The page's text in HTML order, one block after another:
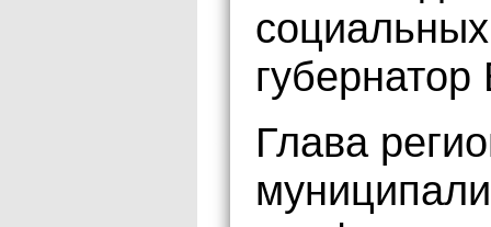
Глава